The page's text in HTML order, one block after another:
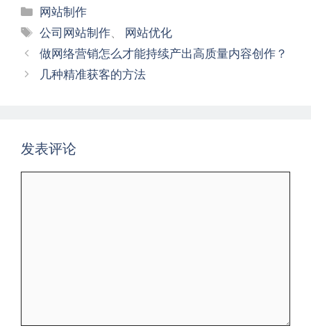
分
类
网站制作
标
签
公司网站制作
网站优化
文
章
做网络营销怎么才能持续产出高质量内容创作？
几种精准获客的方法
发表评论